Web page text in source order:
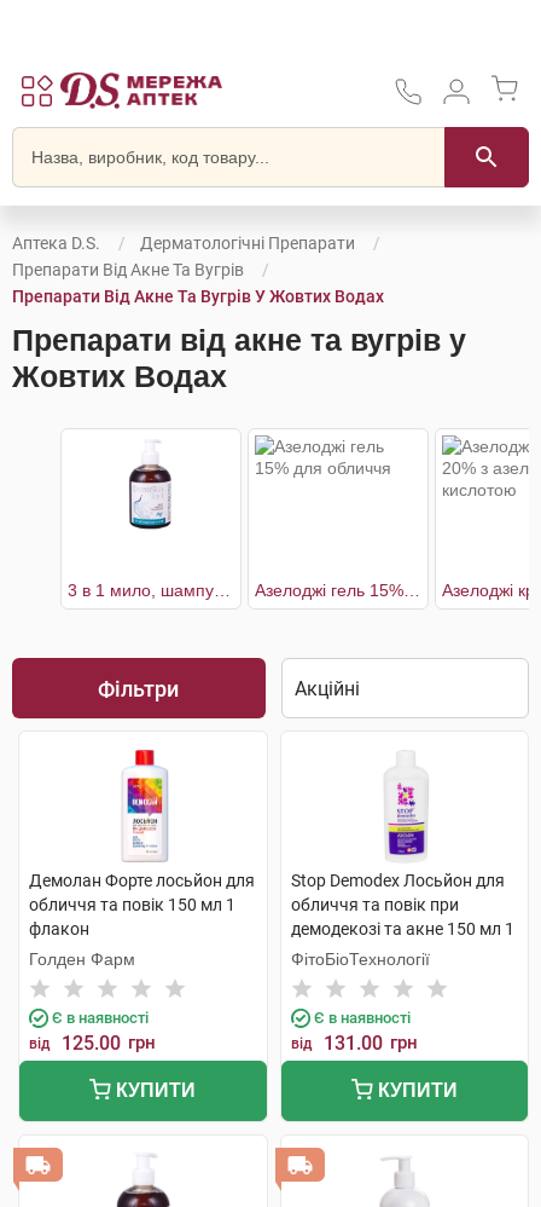
Аптека D.S.
Дерматологічні Препарати
Препарати Від Акне Та Вугрів
Препарати Від Акне Та Вугрів У Жовтих Водах
Препарати від акне та вугрів у
Жовтих Водах
Фільтри
Демолан Форте лосьйон для
обличчя та повік 150 мл 1
флакон
Голден Фарм
Є в наявності
від 125.00 грн
КУПИТИ
Stop Demodex Лосьйон для
обличчя та повік при
демодекозі та акне 150 мл 1
флакон
ФітоБіоТехнології
Є в наявності
від 131.00 грн
КУПИТИ